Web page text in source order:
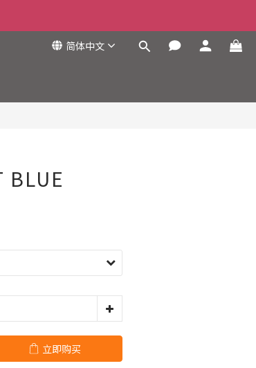
简体中文
BLUE
立即购买
立即购买